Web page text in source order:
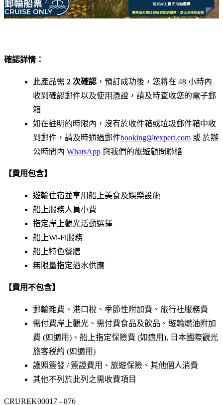
確認詳情：
此產品需 2 次確認 ，預訂成功後，您將在 48 小時內
收到確認郵件以及使用憑證，請及時查收您的電子郵
箱
如在註明的時限內，沒有於收件箱或垃圾郵件箱中收
到郵件，請及時通過郵件booking@texpert.com 或 於辦
公時間內 WhatsApp 與我們的旅遊顧問聯絡
【費用包含】
遊輪住宿並享用船上美食及娛樂設施
船上服務人員小費
指定岸上觀光活動選擇
船上Wi-Fi服務
船上特色餐膳
無限量指定酒水供應
【費用不包含】
郵輪雜費、港口稅、季節性附加費、旅行社服務費
需付費岸上觀光、需付費食品及飲品、遊輪燃油附加
費 (如適用)、船上指定保險費 (如適用), 日本國際觀光
旅客税約 (如適用)
護照簽發 / 簽證費用、旅遊保險、其他個人消費
其他不列於此列之需收費項目
CRUREK00017 - 876